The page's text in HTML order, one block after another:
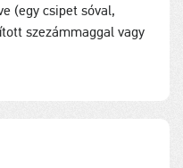
(egy csipet sóval,
szezámmaggal vagy